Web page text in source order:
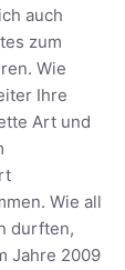
auch
zum
Wie
Ihre
Art und
Wie all
durften,
Jahre 2009